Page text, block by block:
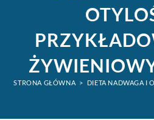
STRONA GŁÓWNA > DIETA NADWAGA I